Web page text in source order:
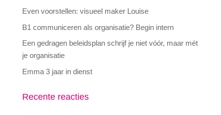
Even voorstellen: visueel maker Louise
B1 communiceren als organisatie? Begin intern
Een gedragen beleidsplan schrijf je niet vóór, maar mét
je organisatie
Emma 3 jaar in dienst
Recente reacties